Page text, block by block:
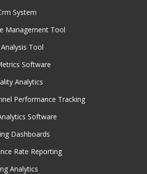
System
Management Tool
Tool
Software
Analytics
Performance Tracking
Software
Dashboards
Rate Reporting
Analytics